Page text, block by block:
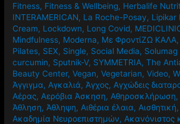
Fitness, Fitness & Wellbeing, Herbalife
INTERAMERICAN, La Roche-Posay, Lipikar
Cream, Lockdown, Long Covid,
Mindfulness, Moderna, Mε ΦροντίΖΩ ΚΑΛΑ,
Pilates, SEX, Single, Social Media,
curcumin, Sputnik-V, SYMMETRIA,The
Beauty Center,Vegan,Vegetarian,Video,
Άγγιγμα, Αγκαλιά, Άγχος, Αγχώδεις
Αέρας, Αερόβια Άσκηση, Αθηροσκλήρωση,
Άθληση, Άθληψη, Αιθέρια έλαια, Αισθητική,
Ακαδημία Νευροεπιστημών, Ακανόνιστος